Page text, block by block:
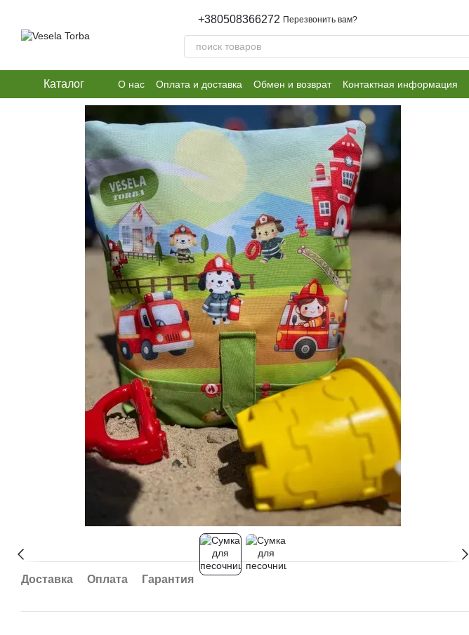
+380508366272 Перезвонить вам?
Каталог О нас Оплата и доставка Обмен и возврат Контактная информация
Доставка Оплата Гарантия